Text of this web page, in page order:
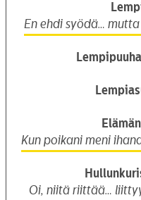
En ehdi syödä…
Kun poikani meni
Oi, niitä riittää…